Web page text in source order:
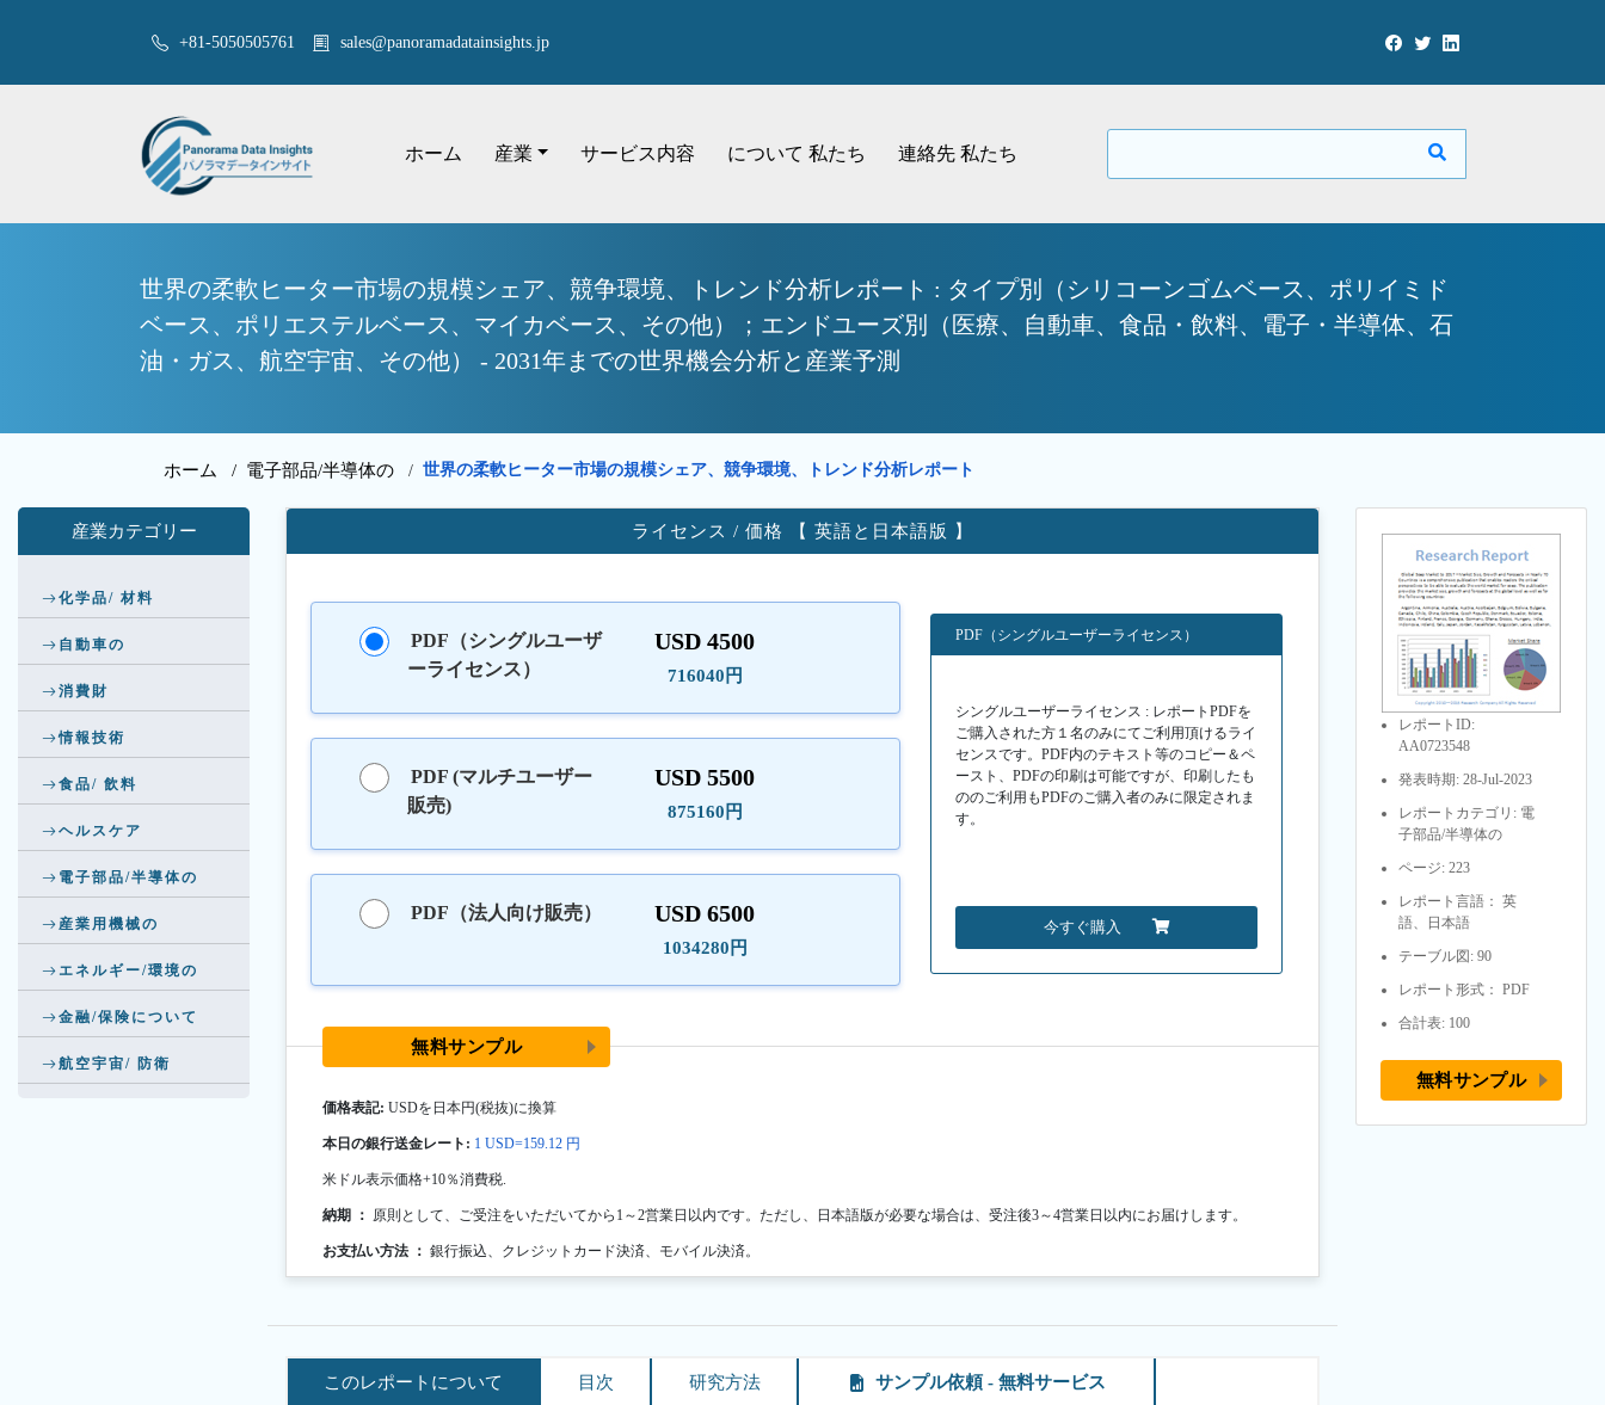
+81-5050505761 sales@panoramadatainsights.jp
ホーム 産業 サービス内容 について 私たち 連絡先 私たち
世界の柔軟ヒーター市場の規模シェア、競争環境、トレンド分析レポート : タイプ別（シリコーンゴムベース、ポリイミド
ベース、ポリエステルベース、マイカベース、その他）；エンドユーズ別（医療、自動車、食品・飲料、電子・半導体、石
油・ガス、航空宇宙、その他） - 2031年までの世界機会分析と産業予測
ホーム / 電子部品/半導体の / 世界の柔軟ヒーター市場の規模シェア、競争環境、トレンド分析レポート
産業カテゴリー
化学品/ 材料
自動車の
消費財
情報技術
食品/ 飲料
ヘルスケア
電子部品/半導体の
産業用機械の
エネルギー/環境の
金融/保険について
航空宇宙/ 防衛
ライセンス / 価格 【 英語と日本語版 】
PDF（シングルユーザ
ーライセンス）
USD 4500
716040円
PDF (マルチユーザー
販売)
USD 5500
875160円
PDF（法人向け販売） USD 6500
1034280円
PDF（シングルユーザーライセンス）
シングルユーザーライセンス : レポートPDFを
ご購入された方１名のみにてご利用頂けるライ
センスです。PDF内のテキスト等のコピー＆ペ
ースト、PDFの印刷は可能ですが、印刷したも
ののご利用もPDFのご購入者のみに限定されま
す。
今すぐ購入
無料サンプル
価格表記: USDを日本円(税抜)に換算
本日の銀行送金レート: 1 USD=159.12 円
米ドル表示価格+10％消費税.
納期 ： 原則として、ご受注をいただいてから1～2営業日以内です。ただし、日本語版が必要な場合は、受注後3～4営業日以内にお届けします。
お支払い方法 ： 銀行振込、クレジットカード決済、モバイル決済。
このレポートについて 目次 研究方法 サンプル依頼 - 無料サービス
レポートID:
AA0723548
発表時期: 28-Jul-2023
レポートカテゴリ: 電
子部品/半導体の
ページ: 223
レポート言語： 英
語、日本語
テーブル図: 90
レポート形式： PDF
合計表: 100
無料サンプル